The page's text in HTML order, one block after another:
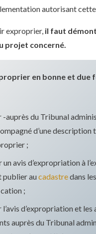
autorisant
exproprier, il faut
projet concerné.
en bonne et due
-auprès du Tribunal
d’une description
;
un avis d’expropriation à
publier aucadastredans
;
l’avis d’expropriation et les
auprès du Tribunal